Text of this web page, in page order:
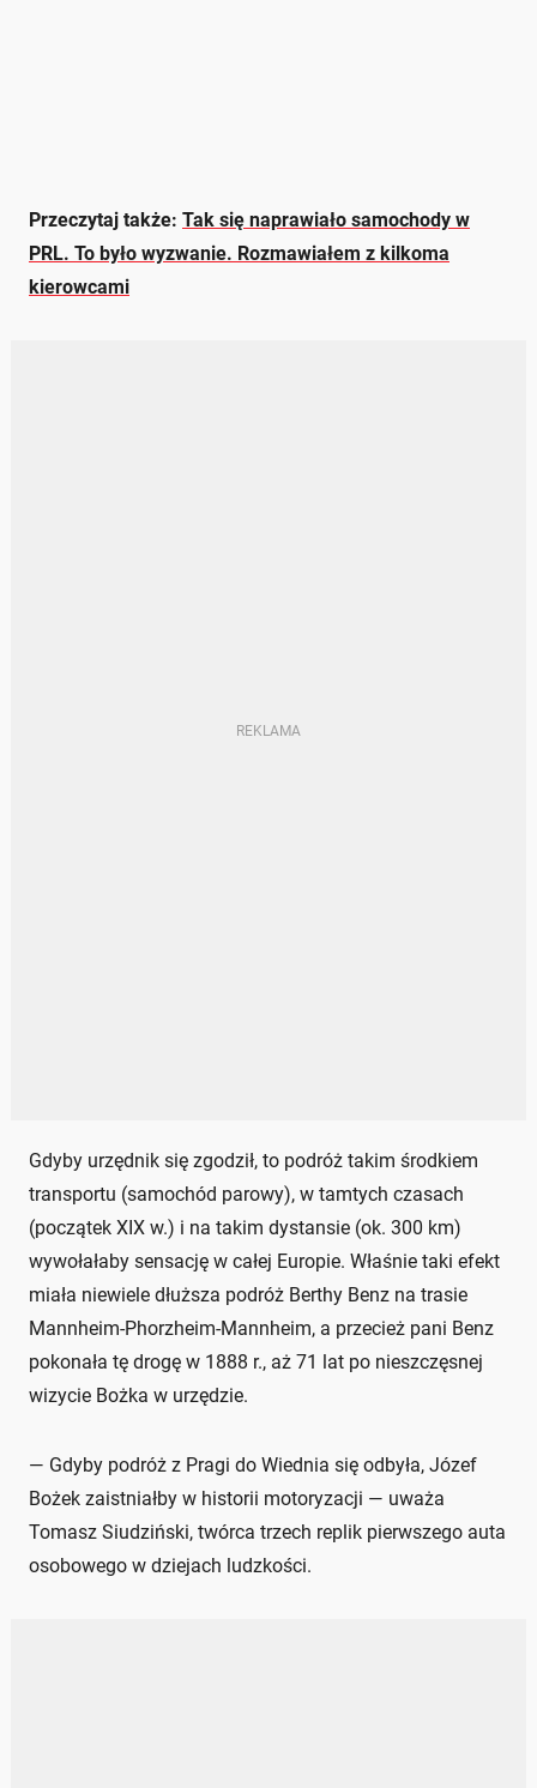
Przeczytaj także: Tak się naprawiało samochody w
PRL. To było wyzwanie. Rozmawiałem z kilkoma
kierowcami
Gdyby urzędnik się zgodził, to podróż takim środkiem
transportu (samochód parowy), w tamtych czasach
(początek XIX w.) i na takim dystansie (ok. 300 km)
wywołałaby sensację w całej Europie. Właśnie taki efekt
miała niewiele dłuższa podróż Berthy Benz na trasie
Mannheim-Phorzheim-Mannheim, a przecież pani Benz
pokonała tę drogę w 1888 r., aż 71 lat po nieszczęsnej
wizycie Bożka w urzędzie.
— Gdyby podróż z Pragi do Wiednia się odbyła, Józef
Bożek zaistniałby w historii motoryzacji — uważa
Tomasz Siudziński, twórca trzech replik pierwszego auta
osobowego w dziejach ludzkości.